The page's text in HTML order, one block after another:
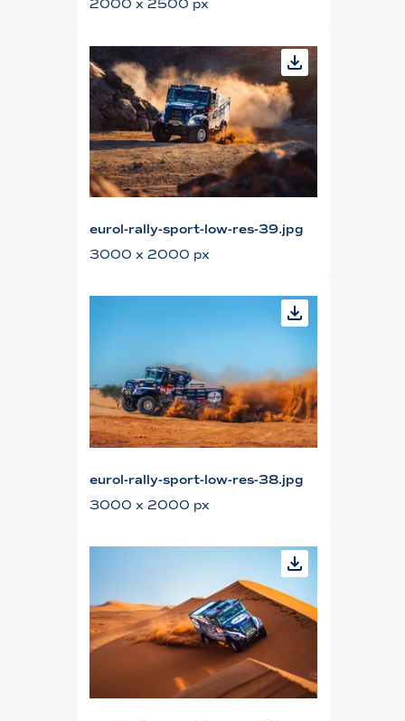
2000 x 2500 px
eurol-rally-sport-low-res-39.jpg
3000 x 2000 px
eurol-rally-sport-low-res-38.jpg
3000 x 2000 px